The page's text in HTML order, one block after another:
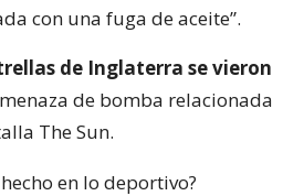
con una fuga de aceite”.
de Inglaterra se vieron
de bomba relacionada
The Sun.
en lo deportivo?